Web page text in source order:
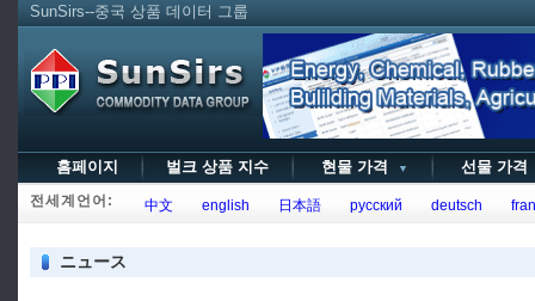
SunSirs--중국 상품 데이터 그룹
홈페이지 벌크 상품 지수 현물 가격 ▼ 선물 가
전세계언어: 中文 english 日本語 русский deutsch
ニュース